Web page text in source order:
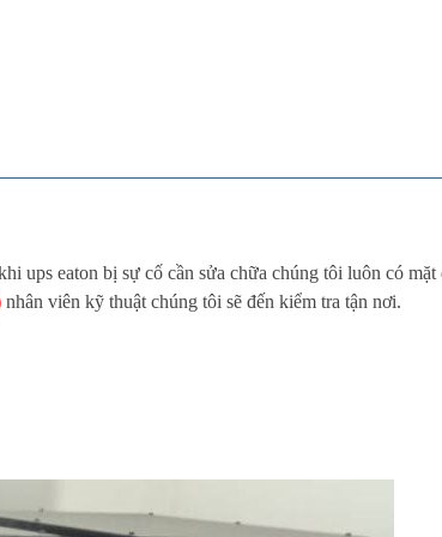
ups eaton bị sự cố cần sửa chữa chúng tôi luôn có
nhân viên kỹ thuật chúng tôi sẽ đến kiểm tra tận nơi.